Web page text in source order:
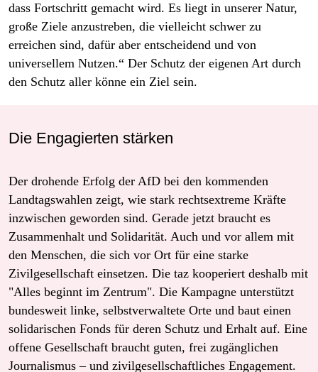
dass Fortschritt gemacht wird. Es liegt in unserer Natur,
große Ziele anzustreben, die vielleicht schwer zu
erreichen sind, dafür aber entscheidend und von
universellem Nutzen.“ Der Schutz der eigenen Art durch
den Schutz aller könne ein Ziel sein.
Die Engagierten stärken
Der drohende Erfolg der AfD bei den kommenden
Landtagswahlen zeigt, wie stark rechtsextreme Kräfte
inzwischen geworden sind. Gerade jetzt braucht es
Zusammenhalt und Solidarität. Auch und vor allem mit
den Menschen, die sich vor Ort für eine starke
Zivilgesellschaft einsetzen. Die taz kooperiert deshalb mit
"Alles beginnt im Zentrum". Die Kampagne unterstützt
bundesweit linke, selbstverwaltete Orte und baut einen
solidarischen Fonds für deren Schutz und Erhalt auf. Eine
offene Gesellschaft braucht guten, frei zugänglichen
Journalismus – und zivilgesellschaftliches Engagement.